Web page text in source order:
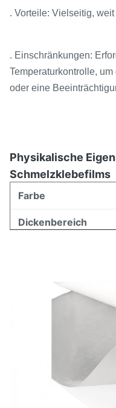
. Vorteile: Vielseitig,
. Einschränkungen:
Temperaturkontrolle,
oder eine
Physikalische
Schmelzklebefilms
Farbe
Dickenbereich
Schmelzflussindex